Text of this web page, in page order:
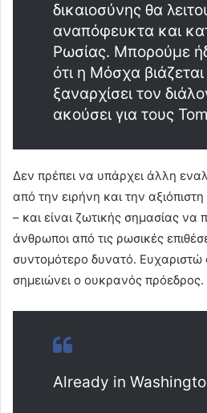
δικαιοσύνης θα
αναπόφευκτα και
Ρωσίας. Μπορούμε
ότι η Μόσχα
ξαναρχίσει τον
ακούσει για τους
Δεν πρέπει να υπάρχει άλλη
από την ειρήνη και την
– και είναι ζωτικής σημασίας να
άνθρωποι από τις ρωσικές
συντομότερο δυνατό.
σημειώνει ο ουκρανός πρόεδρος.
Already in